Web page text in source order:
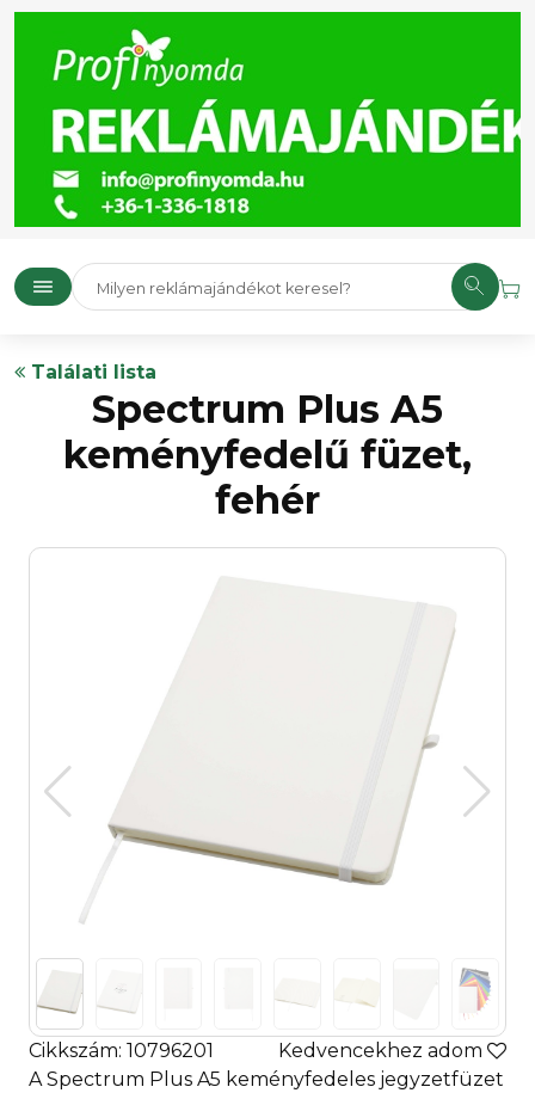
Találati lista
Spectrum Plus A5
keményfedelű füzet,
fehér
Cikkszám: 10796201
Kedvencekhez adom
A Spectrum Plus A5 keményfedeles jegyzetfüzet